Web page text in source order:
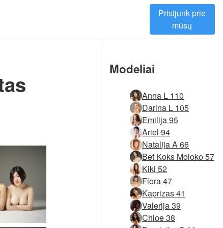
Prisijunk prie
mūsų
Modeliai
Anna L 110
Darina L 105
Emilija 95
Ariel 94
Natalija A 66
Bet Koks Moloko 57
Kiki 52
Flora 47
Kaprizas 41
Valerija 39
Chloe 38